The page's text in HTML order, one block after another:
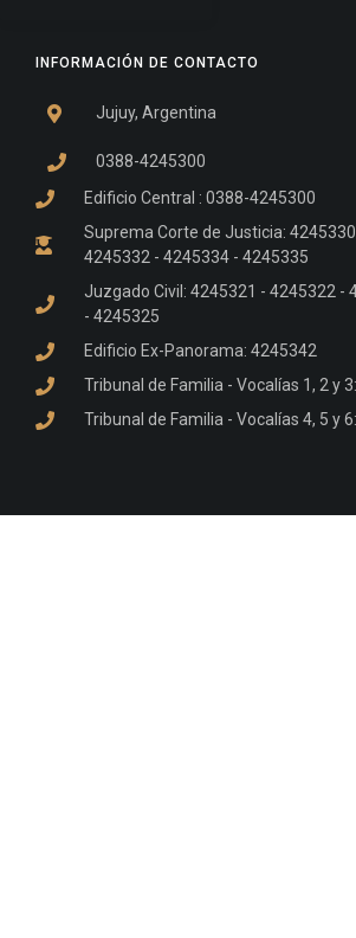
INFORMACIÓN DE CONTACTO
Jujuy, Argentina
0388-4245300
Edificio Central : 0388-4245300
Suprema Corte de Justicia:
4245332 - 4245334 - 4245335
Juzgado Civil: 4245321 - 4245322 -
- 4245325
Edificio Ex-Panorama: 4245342
Tribunal de Familia - Vocalías 1, 2 y
Tribunal de Familia - Vocalías 4, 5 y